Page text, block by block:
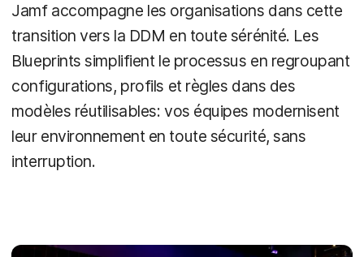
Jamf accompagne les organisations dans cette
transition vers la DDM en toute sérénité. Les
Blueprints simplifient le processus en regroupant
configurations, profils et règles dans des
modèles réutilisables: vos équipes modernisent
leur environnement en toute sécurité, sans
interruption.